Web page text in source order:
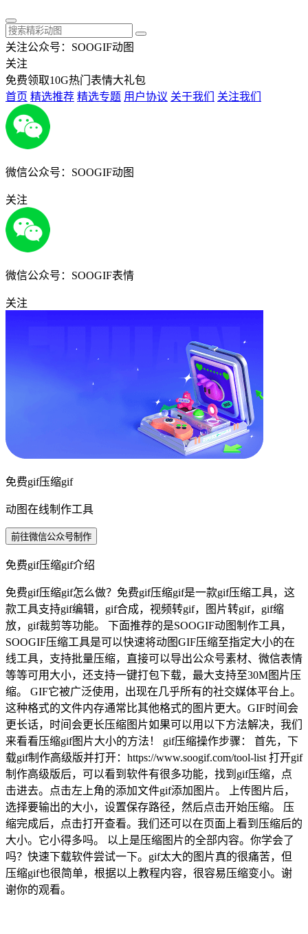
关注公众号：SOOGIF动图
关注
免费领取10G热门表情大礼包
首页 精选推荐 精选专题 用户协议 关于我们 关注我们
微信公众号：SOOGIF动图
关注
微信公众号：SOOGIF表情
关注
免费gif压缩gif
动图在线制作工具
前往微信公众号制作
免费gif压缩gif介绍
免费gif压缩gif怎么做？免费gif压缩gif是一款gif压缩工具，这
款工具支持gif编辑，gif合成，视频转gif，图片转gif，gif缩
放，gif裁剪等功能。 下面推荐的是SOOGIF动图制作工具，
SOOGIF压缩工具是可以快速将动图GIF压缩至指定大小的在
线工具，支持批量压缩，直接可以导出公众号素材、微信表情
等等可用大小，还支持一键打包下载，最大支持至30M图片压
缩。 GIF它被广泛使用，出现在几乎所有的社交媒体平台上。
这种格式的文件内存通常比其他格式的图片更大。GIF时间会
更长话，时间会更长压缩图片如果可以用以下方法解决，我们
来看看压缩gif图片大小的方法！ gif压缩操作步骤： 首先，下
载gif制作高级版并打开：https://www.soogif.com/tool-list 打开gif
制作高级版后，可以看到软件有很多功能，找到gif压缩，点
击进去。点击左上角的添加文件gif添加图片。 上传图片后，
选择要输出的大小，设置保存路径，然后点击开始压缩。 压
缩完成后，点击打开查看。我们还可以在页面上看到压缩后的
大小。它小得多吗。 以上是压缩图片的全部内容。你学会了
吗？快速下载软件尝试一下。gif太大的图片真的很痛苦，但
压缩gif也很简单，根据以上教程内容，很容易压缩变小。谢
谢你的观看。